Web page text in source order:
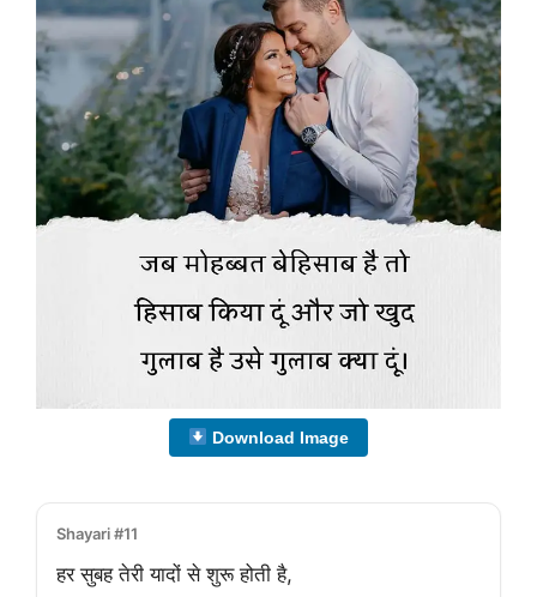
Download Image
Shayari #11
हर सुबह तेरी यादों से शुरू होती है,